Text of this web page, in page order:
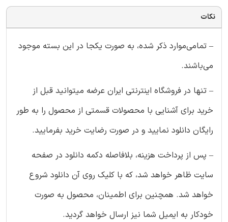
نکات
– تمامی‌موارد ذکر شده، به صورت یکجا در این بسته موجود
می‌باشند.
– تنها در فروشگاه اینترنتی ایران عرضه میتوانید قبل از
خرید برای آشنایی با محصولات قسمتی از محصول را به طور
رایگان دانلود نمایید و در صورت رضایت خرید بفرمایید.
– پس از پرداخت هزینه، بلافاصله دکمه دانلود در صفحه
سایت ظاهر خواهد شد، که با کلیک روی آن دانلود شروع
خواهد شد. همچنین برای اطمینان، محصول به صورت
خودکار به ایمیل شما نیز ارسال خواهد گردید.